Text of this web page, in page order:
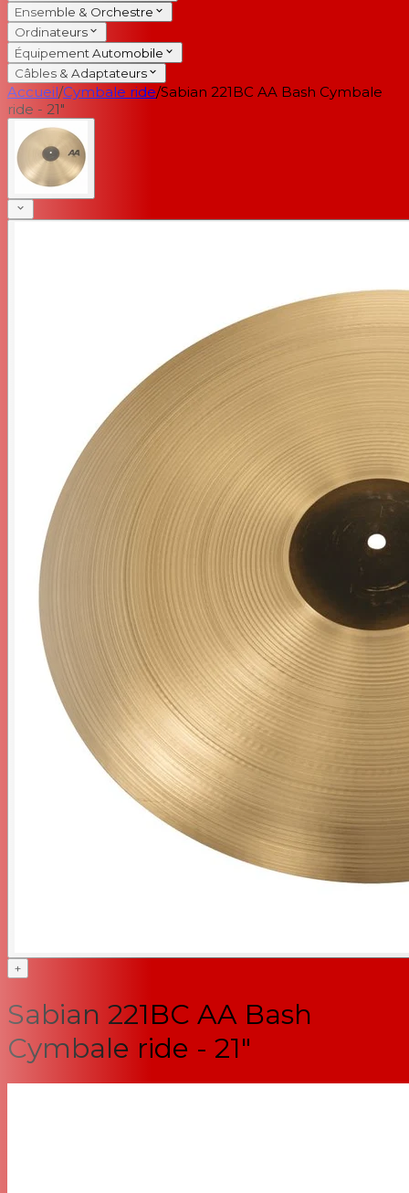
Ensemble & Orchestre
Ordinateurs
Équipement Automobile
Câbles & Adaptateurs
Accueil/Cymbale ride/Sabian 221BC AA Bash Cymbale
ride - 21"
+
Sabian 221BC AA Bash
Cymbale ride - 21"